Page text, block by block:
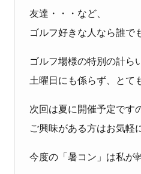
友達・・・など、
ゴルフ好きな人なら誰で
ゴルフ場様の特別の計ら
土曜日にも係らず、とて
次回は夏に開催予定です
ご興味がある方はお気軽
今度の「暑コン」は私が